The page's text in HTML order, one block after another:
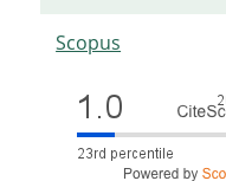
Scopus